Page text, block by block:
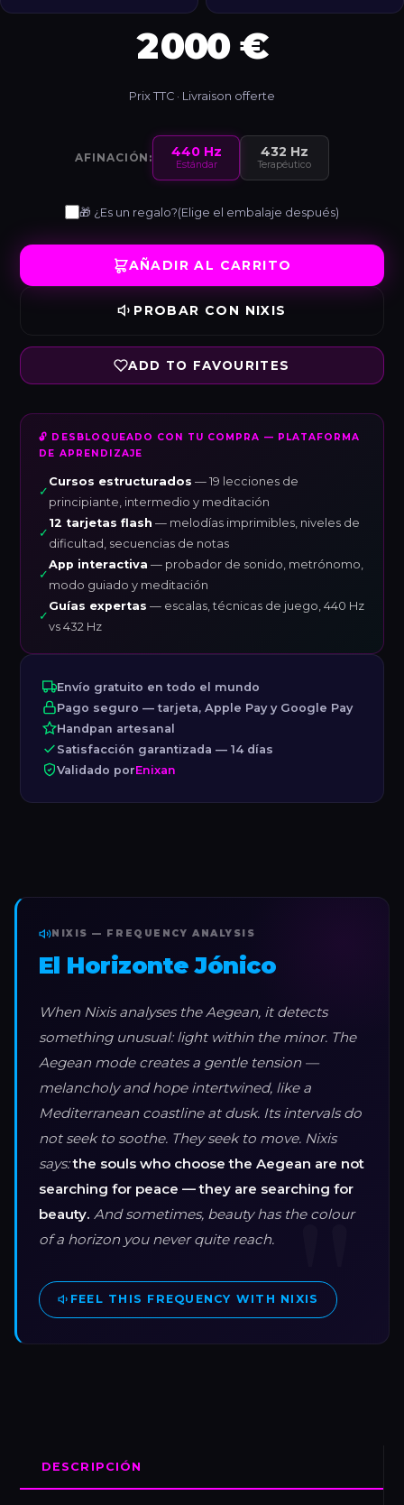
2 000 €
Prix TTC · Livraison offerte
AFINACIÓN: 440 Hz
Estándar
432 Hz
Terapéutico
🎁 ¿Es un regalo?(Elige el embalaje después)
AÑADIR AL CARRITO
PROBAR CON NIXIS
ADD TO FAVOURITES
🔓 DESBLOQUEADO CON TU COMPRA — PLATAFORMA
DE APRENDIZAJE
✓
Cursos estructurados — 19 lecciones de
principiante, intermedio y meditación
✓
12 tarjetas flash — melodías imprimibles, niveles de
dificultad, secuencias de notas
✓
App interactiva — probador de sonido, metrónomo,
modo guiado y meditación
✓
Guías expertas — escalas, técnicas de juego, 440 Hz
vs 432 Hz
Envío gratuito en todo el mundo
Pago seguro — tarjeta, Apple Pay y Google Pay
Handpan artesanal
Satisfacción garantizada — 14 días
Validado porEnixan
NIXIS — FREQUENCY ANALYSIS
El Horizonte Jónico
When Nixis analyses the Aegean, it detects
something unusual: light within the minor. The
Aegean mode creates a gentle tension —
melancholy and hope intertwined, like a
Mediterranean coastline at dusk. Its intervals do
not seek to soothe. They seek to move. Nixis
says:the souls who choose the Aegean are not
searching for peace — they are searching for
beauty. And sometimes, beauty has the colour
of a horizon you never quite reach.
FEEL THIS FREQUENCY WITH NIXIS
DESCRIPCIÓN